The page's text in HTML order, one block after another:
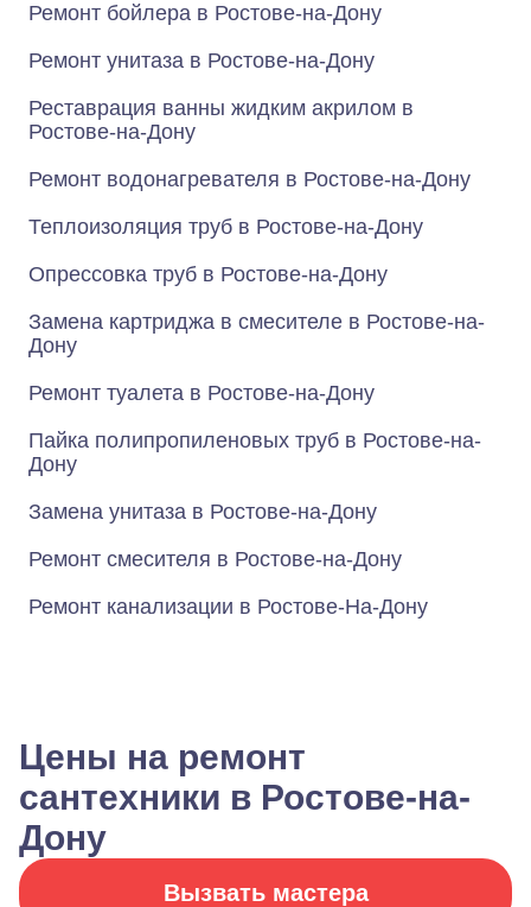
Ремонт бойлера в Ростове-на-Дону
Ремонт унитаза в Ростове-на-Дону
Реставрация ванны жидким акрилом в
Ростове-на-Дону
Ремонт водонагревателя в Ростове-на-Дону
Теплоизоляция труб в Ростове-на-Дону
Опрессовка труб в Ростове-на-Дону
Замена картриджа в смесителе в Ростове-на-
Дону
Ремонт туалета в Ростове-на-Дону
Пайка полипропиленовых труб в Ростове-на-
Дону
Замена унитаза в Ростове-на-Дону
Ремонт смесителя в Ростове-на-Дону
Ремонт канализации в Ростове-На-Дону
Цены на ремонт
сантехники в Ростове-на-
Дону
Вызвать мастера